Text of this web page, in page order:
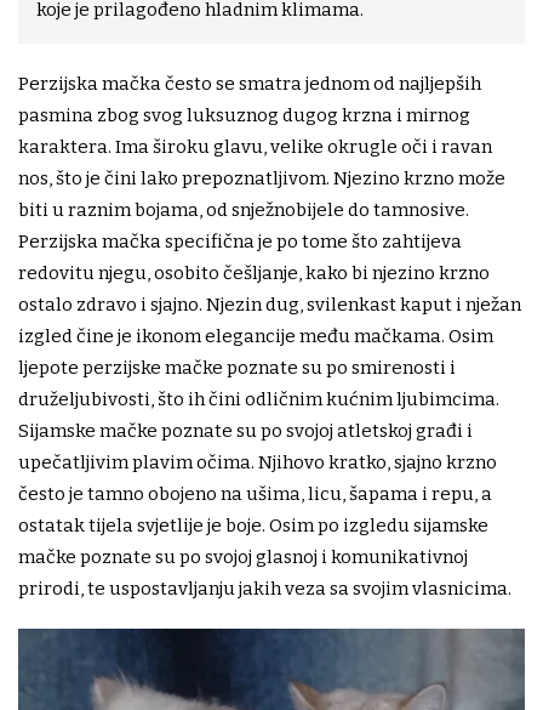
koje je prilagođeno hladnim klimama.
Perzijska mačka često se smatra jednom od najljepših
pasmina zbog svog luksuznog dugog krzna i mirnog
karaktera. Ima široku glavu, velike okrugle oči i ravan
nos, što je čini lako prepoznatljivom. Njezino krzno može
biti u raznim bojama, od snježnobijele do tamnosive.
Perzijska mačka specifična je po tome što zahtijeva
redovitu njegu, osobito češljanje, kako bi njezino krzno
ostalo zdravo i sjajno. Njezin dug, svilenkast kaput i nježan
izgled čine je ikonom elegancije među mačkama. Osim
ljepote perzijske mačke poznate su po smirenosti i
druželjubivosti, što ih čini odličnim kućnim ljubimcima.
Sijamske mačke poznate su po svojoj atletskoj građi i
upečatljivim plavim očima. Njihovo kratko, sjajno krzno
često je tamno obojeno na ušima, licu, šapama i repu, a
ostatak tijela svjetlije je boje. Osim po izgledu sijamske
mačke poznate su po svojoj glasnoj i komunikativnoj
prirodi, te uspostavljanju jakih veza sa svojim vlasnicima.